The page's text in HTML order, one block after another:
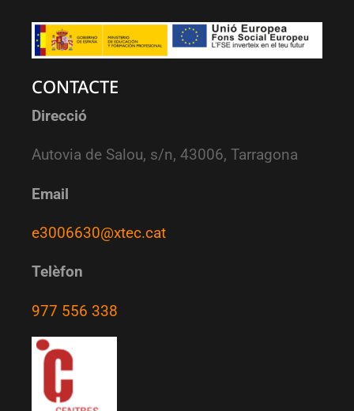
CONTACTE
Direcció
Autovia de Salou, s/n, 43006, Tarragona
Email
e3006630@xtec.cat
Telèfon
977 556 338